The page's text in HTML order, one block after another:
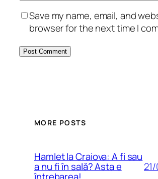
Save my name, email, and
browser for the next time I
MORE POSTS
Hamlet la Craiova: A fi sau
a nu fi în sală? Asta e